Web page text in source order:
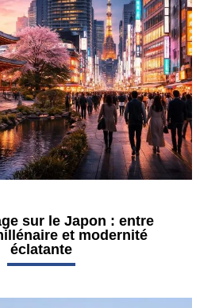
sur le Japon : entre
et modernité
éclatante